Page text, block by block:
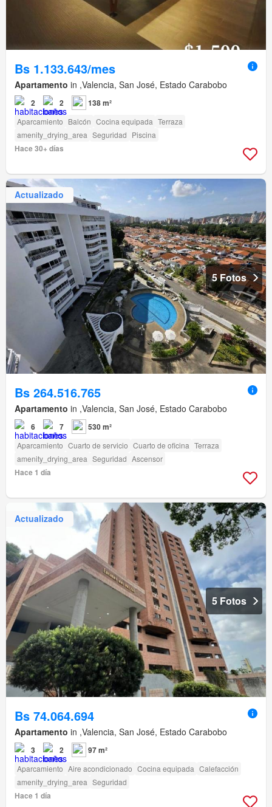
Bs 1.133.643/mes
Apartamento in ,Valencia, San José, Estado Carabobo
2 2 138 m²
Aparcamiento Balcón Cocina equipada Terraza
amenity_drying_area Seguridad Piscina
Hace 30+ días
Actualizado
5 Fotos
Bs 264.516.765
Apartamento in ,Valencia, San José, Estado Carabobo
6 7 530 m²
Aparcamiento Cuarto de servicio Cuarto de oficina Terraza
amenity_drying_area Seguridad Ascensor
Hace 1 día
Actualizado
5 Fotos
Bs 74.064.694
Apartamento in ,Valencia, San José, Estado Carabobo
3 2 97 m²
Aparcamiento Aire acondicionado Cocina equipada Calefacción
amenity_drying_area Seguridad
Hace 1 día